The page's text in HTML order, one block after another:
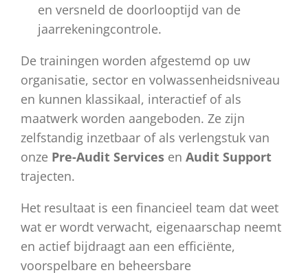
en versneld de doorlooptijd van de
jaarrekeningcontrole.
De trainingen worden afgestemd op uw
organisatie, sector en volwassenheidsniveau
en kunnen klassikaal, interactief of als
maatwerk worden aangeboden. Ze zijn
zelfstandig inzetbaar of als verlengstuk van
onze Pre-Audit Services en Audit Support
trajecten.
Het resultaat is een financieel team dat weet
wat er wordt verwacht, eigenaarschap neemt
en actief bijdraagt aan een efficiënte,
voorspelbare en beheersbare